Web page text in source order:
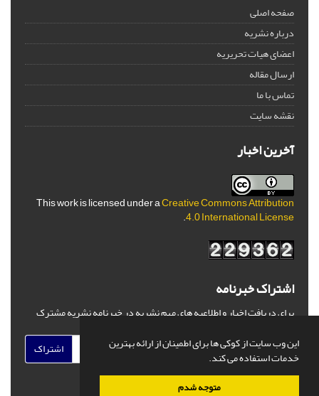
این وب سایت از کوکی ها برای اطمینان از ارائه بهترین
خدمات استفاده می کند.
متوجه شدم
صفحه اصلی
درباره نشریه
اعضای هیات تحریریه
ارسال مقاله
تماس با ما
نقشه سایت
آخرین اخبار
This work is licensed under aCreative Commons Attribution
4.0 International License
.
اشتراک خبرنامه
برای دریافت اخبار و اطلاعیه های مهم نشریه در خبرنامه نشریه مشترک
اشتراک